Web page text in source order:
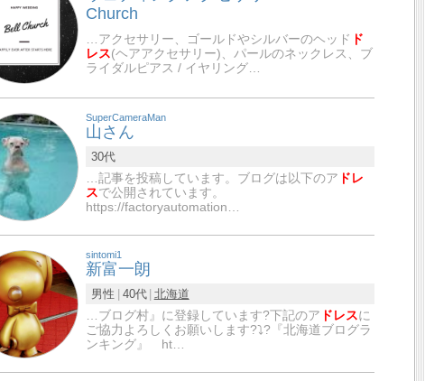
Church
…アクセサリー、ゴールドやシルバーのヘッド ド
レス(ヘアアクセサリー)、パールのネックレス、ブ
ライダルピアス / イヤリング…
SuperCameraMan
山さん
30代
…記事を投稿しています。ブログは以下のア ドレ
スで公開されています。
https://factoryautomation…
sintomi1
新富一朗
男性 40代 北海道
…ブログ村』に登録しています?下記のア ドレスに
ご協力よろしくお願いします?⤵?『北海道ブログラ
ンキング』 ht…